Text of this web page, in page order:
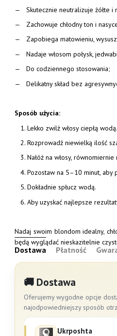
Skutecznie neutralizuje żółte i
Zachowuje chłodny ton i
Zapobiega matowieniu,
Nadaje włosom połysk,
Do codziennego stosowania;
Delikatny skład bez
Sposób użycia:
Lekko zwilż włosy ciepłą wodą.
Rozprowadź niewielką ilość
Nałóż na włosy,
Pozostaw na 5–10 minut, aby
Dokładnie spłucz wodą.
Aby uzyskać najlepsze
Nadaj swoim blondom idealny,
będą wyglądać nieskazitelnie
Dostawa Płatność
🚚 Dostawa
Oferujemy wygodne opcje
najodpowiedniejszy sposób
Ukrposhta